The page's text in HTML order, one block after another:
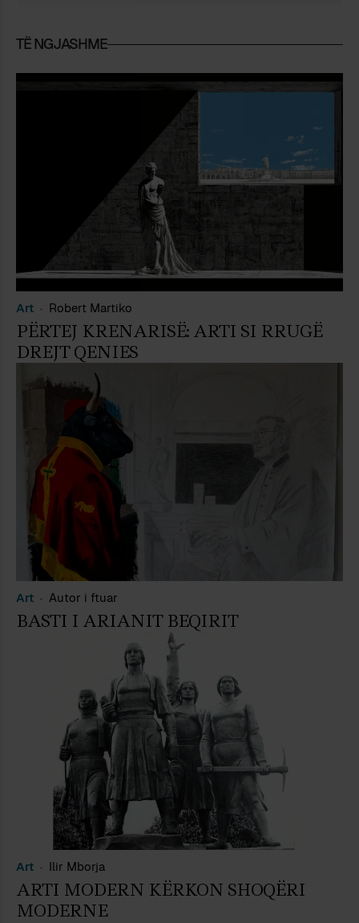
TË NGJASHME
Art Robert Martiko
PËRTEJ KRENARISË: ARTI SI RRUGË
DREJT QENIES
Art Autor i ftuar
BASTI I ARIANIT BEQIRIT
Art Ilir Mborja
ARTI MODERN KËRKON SHOQËRI
MODERNE